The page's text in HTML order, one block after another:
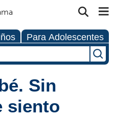
Para Adolescentes
Sin
siento